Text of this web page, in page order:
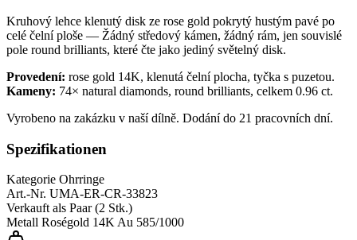
Kruhový lehce klenutý disk ze rose gold pokrytý hustým pavé po
celé čelní ploše — Žádný středový kámen, žádný rám, jen souvislé
pole round brilliants, které čte jako jediný světelný disk.
Provedení: rose gold 14K, klenutá čelní plocha, tyčka s puzetou.
Kameny: 74× natural diamonds, round brilliants, celkem 0.96 ct.
Vyrobeno na zakázku v naší dílně. Dodání do 21 pracovních dní.
Spezifikationen
Kategorie Ohrringe
Art.-Nr. UMA-ER-CR-33823
Verkauft als Paar (2 Stk.)
Metall Roségold 14KAu 585/1000